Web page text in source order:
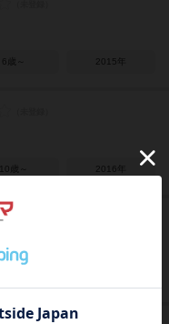
6歳～ 2015年
10歳～ 2016年